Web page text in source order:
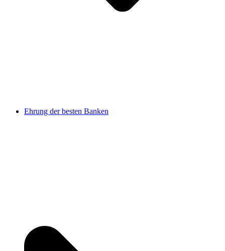
Ehrung der besten Banken